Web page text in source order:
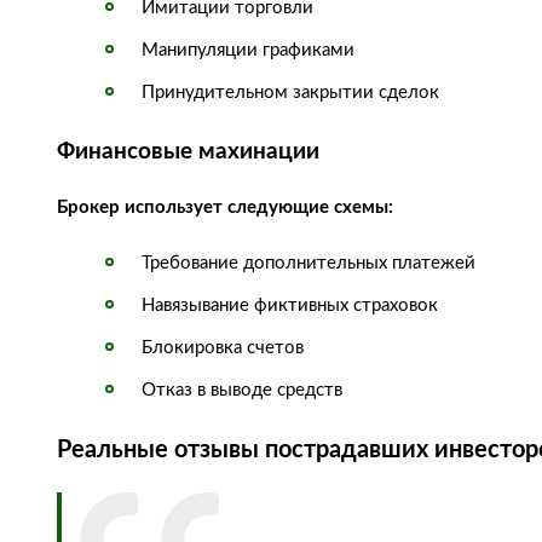
Имитации торговли
Манипуляции графиками
Принудительном закрытии сделок
Финансовые махинации
Брокер использует следующие схемы:
Требование дополнительных платежей
Навязывание фиктивных страховок
Блокировка счетов
Отказ в выводе средств
Реальные отзывы пострадавших